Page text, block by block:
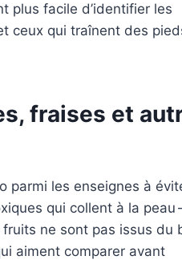
plus facile d’identifier les
ceux qui traînent des
fraises et
parmi les enseignes à
qui collent à la
ne sont pas issus du
aiment comparer avant